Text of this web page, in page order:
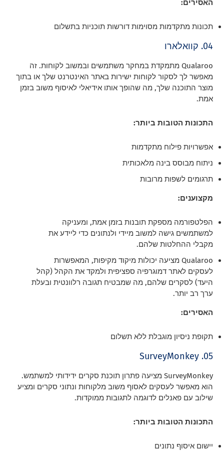
האסירים:
תכונות מתקדמות מסוימות דורשות תוכניות בתשלום
04. קוואלארו
Qualaroo מתמקדת במחקר משתמשים ובמשוב לקוחות. זה
מאפשר לך לסקור לקוחות ישירות באתר האינטרנט שלך או בתוך
מוצר התוכנה שלך, מה שהופך אותו אידיאלי לאיסוף משוב בזמן
אמת.
התכונות הטובות ביותר:
אפשרויות פילוח מתקדמות
ניתוח מבוסס בינה מלאכותית
תרגומים לשפות מרובות
מקצוענים:
הפלטפורמה מספקת תובנות בזמן אמת, ומעניקה
למשתמשים גישה למשוב מיידי ולנתונים כדי ליידע את
מקבלי ההחלטות שלהם.
Qualaroo מציעה יכולות מיקוד מקיפות, המאפשרות
לעסקים לאתר דמוגרפיה ספציפית ולמקד את הקהל (קהל
היעד) לסקרים שלהם, מה שמבטיח תגובה רלוונטית ובעלת
ערך רב יותר.
האסירים:
תקופת ניסיון מוגבלת ללא תשלום
05. SurveyMonkey
SurveyMonkey מציעה פתרון תוכנת סקרים ידידותי למשתמש.
הוא מאפשר לעסקים לאסוף משוב מלקוחות ונתוני סקרים ומציע
שילוב עם פאנלים לדוגמה לתגובות ממוקדות.
התכונות הטובות ביותר:
יישום איסוף נתונים